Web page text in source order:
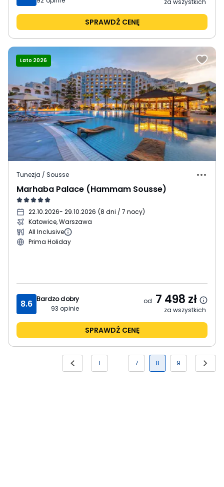
za wszystkich
SPRAWDŹ CENĘ
Lato 2026
Tunezja / Sousse
Marhaba Palace (Hammam Sousse)
22.10.2026- 29.10.2026 (8 dni / 7 nocy)
Katowice, Warszawa
All Inclusive
Prima Holiday
8.6 Bardzo dobry
93 opinie
od 7 498 zł
za wszystkich
SPRAWDŹ CENĘ
1 7 8 9